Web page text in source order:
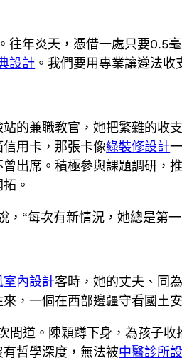
往年炎天，憑借一處只要
設計 。我們要用專業讓遵法
的兼職教官，她把繁雜的收
用卡，那張卡像綠裝修設計
出席。積極參與課題調研，
。
，“每次有新情況，她總是
室內設計客時，她的丈夫、同
，一個在西部邊疆守看國土
問道。陳穎蹲下身，為孩子
哲學深度，無法被中醫診所